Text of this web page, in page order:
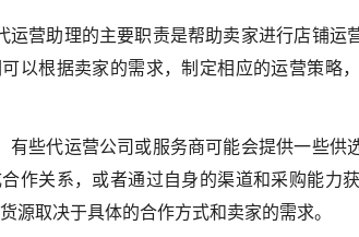
运营助理的主要职责是帮助卖家进行店铺
以根据卖家的需求，制定相应的运营策略
有些代运营公司或服务商可能会提供一些
作关系，或者通过自身的渠道和采购能力
源取决于具体的合作方式和卖家的需求。